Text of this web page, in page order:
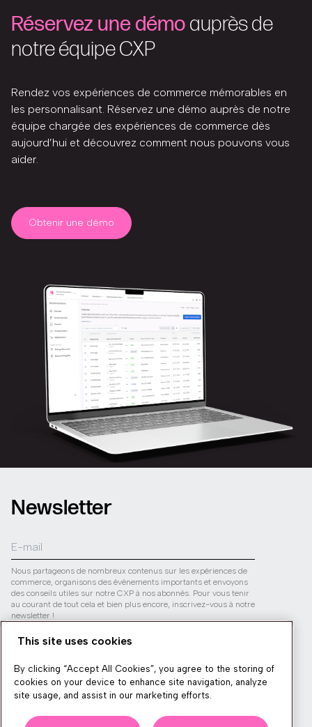
Réservez une démoauprès de
notre équipe CXP
Rendez vos expériences de commerce mémorables en
les personnalisant. Réservez une démo auprès de notre
équipe chargée des expériences de commerce dès
aujourd’hui et découvrez comment nous pouvons vous
aider.
Obtenir une démo
Newsletter
Nous partageons de nombreux contenus sur les expériences de
commerce, organisons des événements importants et envoyons
des conseils utiles sur notre CXP à nos abonnés. Pour vous tenir
au courant de tout cela et bien plus encore, inscrivez-vous à notre
newsletter !
Votre vie privée est en sécurité avec nous. Jetez un œil à notre
politique de confidentialité
Envoyer
This site uses cookies
By clicking “Accept All Cookies”, you agree to the storing of
cookies on your device to enhance site navigation, analyze
site usage, and assist in our marketing efforts.